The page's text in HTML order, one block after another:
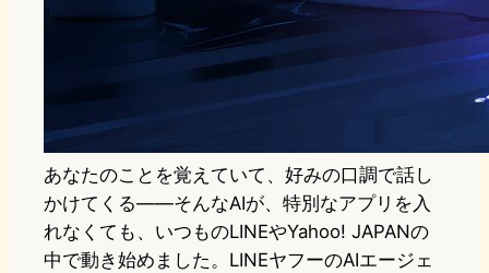
あなたのことを覚えていて、好みの口調で話し
かけてくる――そんなAIが、特別なアプリを入
れなくても、いつものLINEやYahoo! JAPANの
中で動き始めました。LINEヤフーのAIエージェ